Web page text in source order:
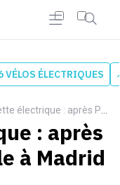
VÉLOS ÉLECTRIQUES
: après Paris, Bolt s’installe à Madrid
: après
à Madrid